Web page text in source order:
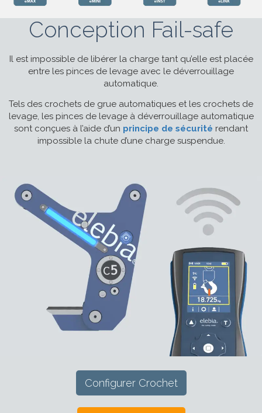
Conception Fail-safe
Il est impossible de libérer la charge tant qu’elle est placée
entre les pinces de levage avec le déverrouillage
automatique.
Tels des crochets de grue automatiques et les crochets de
levage, les pinces de levage à déverrouillage automatique
sont conçues à l’aide d’un principe de sécurité rendant
impossible la chute d’une charge suspendue.
Configurer Crochet